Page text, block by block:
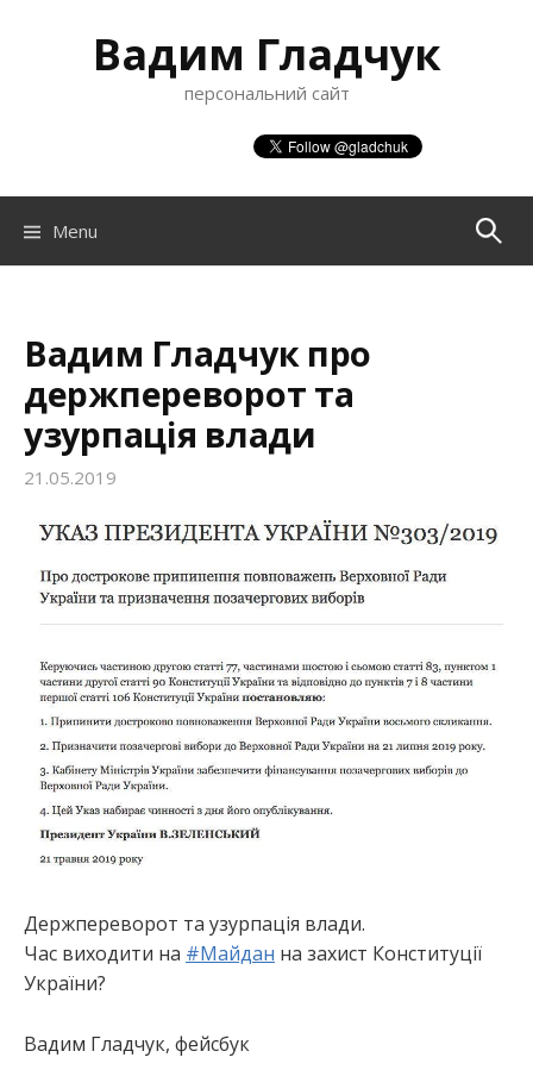
c
Вадим Гладчук
персональний сайт
Menu П
Вадим Гладчук про
держпереворот та
узурпація влади
21.05.2019
Держпереворот та узурпація влади.
Час виходити на #Майдан на захист Конституції
України?
Вадим Гладчук, фейсбук